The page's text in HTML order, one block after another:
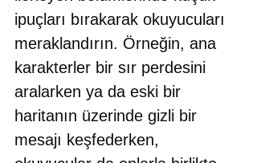
ipuçları bırakarak okuyucuları
meraklandırın. Örneğin, ana
karakterler bir sır perdesini
aralarken ya da eski bir
haritanın üzerinde gizli bir
mesajı keşfederken,